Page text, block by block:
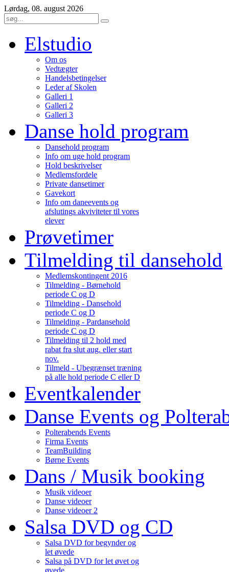
Lørdag, 08. august 2026
Elstudio
Om os
Vedtægter
Handelsbetingelser
Leder af Skolen
Galleri 1
Galleri 2
Galleri 3
Danse hold program
Dansehold program
Info om uge hold program
Hold beskrivelser
Medlemsfordele
Private dansetimer
Gavekort
Info om daneevents og
afslutings akviviteter til vores
elever
Prøvetimer
Tilmelding til dansehold
Medlemskontingent 2016
Tilmelding - Børnehold
periode C og D
Tilmelding - Dansehold
periode C og D
Tilmelding - Pardansehold
periode C og D
Tilmelding til 2 hold med
rabat fra slut aug. eller start
nov.
Tilmeld - Ubegrænset træning
på alle hold periode C eller D
Eventkalender
Danse Events og
Polterabends Events
Firma Events
TeamBuilding
Børne Events
Dans / Musik booking
Musik videoer
Danse videoer
Danse videoer 2
Salsa DVD og CD
Salsa DVD for begynder og
let øvede
Salsa på DVD for let øvet og
øvede